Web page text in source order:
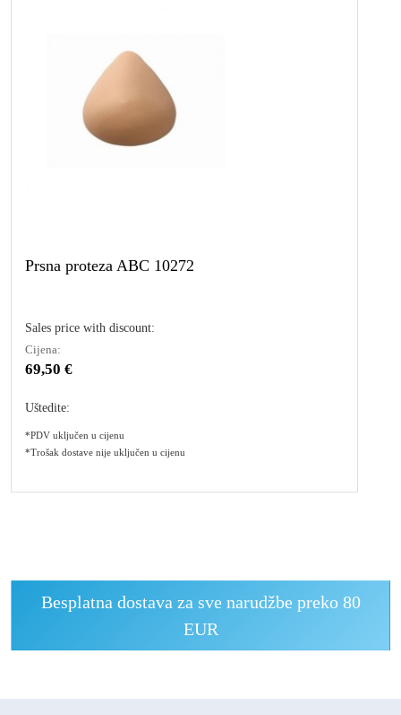
Prsna proteza ABC 10272
Sales price with discount:
Cijena:
69,50 €
Uštedite:
*PDV uključen u cijenu
*Trošak dostave nije uključen u cijenu
Besplatna dostava za sve narudžbe preko 80
EUR